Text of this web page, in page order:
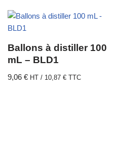
Ballons à distiller 100
mL – BLD1
9,06 € HT / 10,87 € TTC